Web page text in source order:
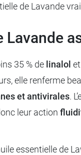
de Lavande
Lavande
35 % de linalol
elle renferme
et antivirales.
leur action
essentielle de